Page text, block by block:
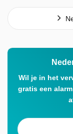
Wil je in het
gratis een